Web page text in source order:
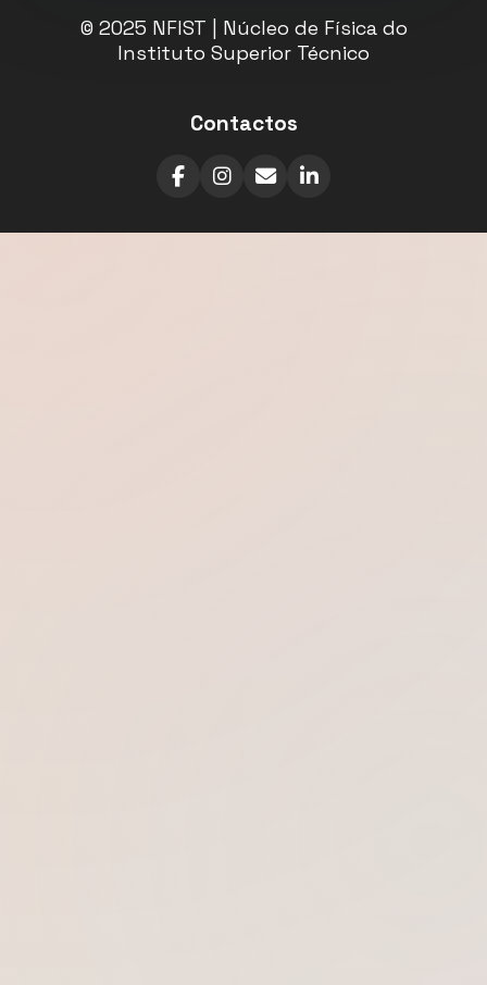
© 2025 NFIST | Núcleo de Física do
Instituto Superior Técnico
Contactos